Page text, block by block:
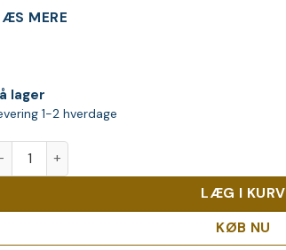
MERE
lager
1-2 hverdage
Herbs antal
LÆG I KURV
KØB NU